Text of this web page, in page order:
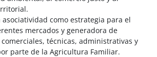
asociatividad como estrategia para el
mercados y generadora de
técnicas, administrativas y
parte de la Agricultura Familiar.